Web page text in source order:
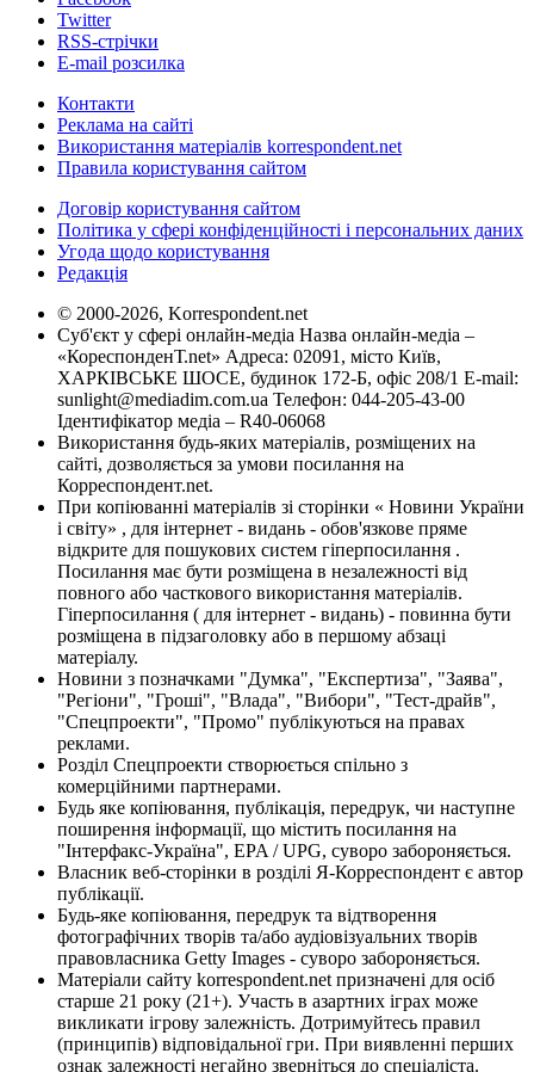
Twitter
RSS-стрічки
E-mail розсилка
Контакти
Реклама на сайті
Використання матеріалів korrespondent.net
Правила користування сайтом
Договір користування сайтом
Політика у сфері конфіденційності і персональних даних
Угода щодо користування
Редакція
© 2000-2026, Korrespondent.net
Суб'єкт у сфері онлайн-медіа Назва онлайн-медіа –
«КореспонденТ.net» Адреса: 02091, місто Київ,
ХАРКІВСЬКЕ ШОСЕ, будинок 172-Б, офіс 208/1 E-mail:
sunlight@mediadim.com.ua Телефон: 044-205-43-00
Ідентифікатор медіа – R40-06068
Використання будь-яких матеріалів, розміщених на
сайті, дозволяється за умови посилання на
Корреспондент.net.
При копіюванні матеріалів зі сторінки « Новини України
і світу» , для інтернет - видань - обов'язкове пряме
відкрите для пошукових систем гіперпосилання .
Посилання має бути розміщена в незалежності від
повного або часткового використання матеріалів.
Гіперпосилання ( для інтернет - видань) - повинна бути
розміщена в підзаголовку або в першому абзаці
матеріалу.
Новини з позначками "Думка", "Експертиза", "Заява",
"Регіони", "Гроші", "Влада", "Вибори", "Тест-драйв",
"Спецпроекти", "Промо" публікуються на правах
реклами.
Розділ Спецпроекти створюється спільно з
комерційними партнерами.
Будь яке копіювання, публікація, передрук, чи наступне
поширення інформації, що містить посилання на
"Інтерфакс-Україна", EPA / UPG, суворо забороняється.
Власник веб-сторінки в розділі Я-Корреспондент є автор
публікації.
Будь-яке копіювання, передрук та відтворення
фотографічних творів та/або аудіовізуальних творів
правовласника Getty Images - суворо забороняється.
Матеріали сайту korrespondent.net призначені для осіб
старше 21 року (21+). Участь в азартних іграх може
викликати ігрову залежність. Дотримуйтесь правил
(принципів) відповідальної гри. При виявленні перших
ознак залежності негайно зверніться до спеціаліста.